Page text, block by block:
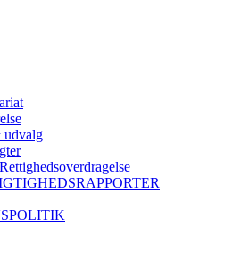
udvalg
Rettighedsoverdragelse